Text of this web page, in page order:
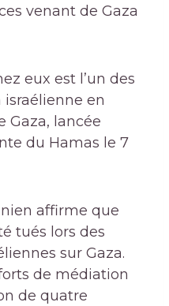
venant de Gaza
eux est l’un des
israélienne en
Gaza, lancée
du Hamas le 7
affirme que
tués lors des
sur Gaza.
de médiation
de quatre